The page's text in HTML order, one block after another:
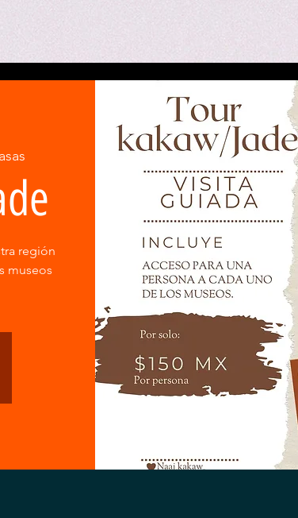
región
museos